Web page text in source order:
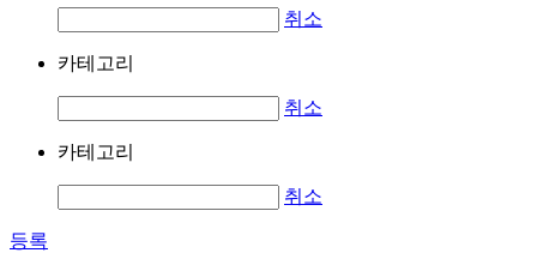
취소
카테고리
취소
카테고리
취소
등록